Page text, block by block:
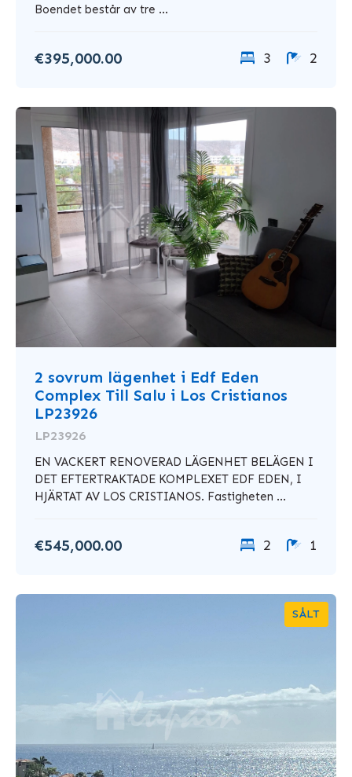
Boendet består av tre ...
€395,000.00 3 2
2 sovrum lägenhet i Edf Eden
Complex Till Salu i Los Cristianos
LP23926
LP23926
EN VACKERT RENOVERAD LÄGENHET BELÄGEN I
DET EFTERTRAKTADE KOMPLEXET EDF EDEN, I
HJÄRTAT AV LOS CRISTIANOS. Fastigheten ...
€545,000.00 2 1
SÅLT